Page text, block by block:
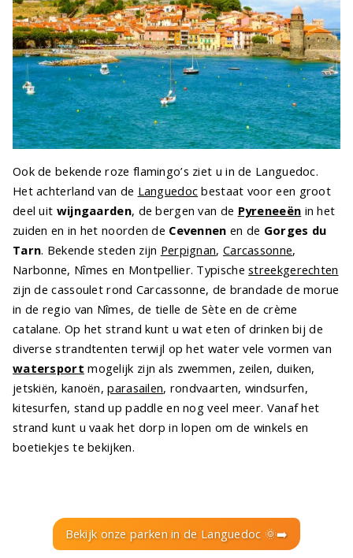
Ook de bekende roze flamingo’s ziet u in de Languedoc.
Het achterland van de Languedoc bestaat voor een groot
deel uit wijngaarden, de bergen van de Pyreneeën in het
zuiden en in het noorden de Cevennen en de Gorges du
Tarn. Bekende steden zijn Perpignan, Carcassonne,
Narbonne, Nîmes en Montpellier. Typischestreekgerechten
zijn de cassoulet rond Carcassonne, de brandade de morue
in de regio van Nîmes, de tielle de Sète en de crème
catalane. Op het strand kunt u wat eten of drinken bij de
diverse strandtenten terwijl op het water vele vormen van
watersport mogelijk zijn als zwemmen, zeilen, duiken,
jetskiën, kanoën,parasailen, rondvaarten, windsurfen,
kitesurfen, stand up paddle en nog veel meer. Vanaf het
strand kunt u vaak het dorp in lopen om de winkels en
boetiekjes te bekijken.
Bekijk onze parken in de Languedoc 🌞➡️